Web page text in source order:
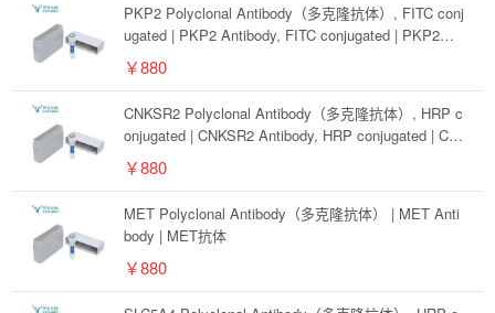
PKP2 Polyclonal Antibody（多克隆抗体）, FITC conj
ugated | PKP2 Antibody, FITC conjugated | PKP2抗
￥880
CNKSR2 Polyclonal Antibody（多克隆抗体）, HRP c
onjugated | CNKSR2 Antibody, HRP conjugated | CN
￥880
MET Polyclonal Antibody（多克隆抗体） | MET Anti
body | MET抗体
￥880